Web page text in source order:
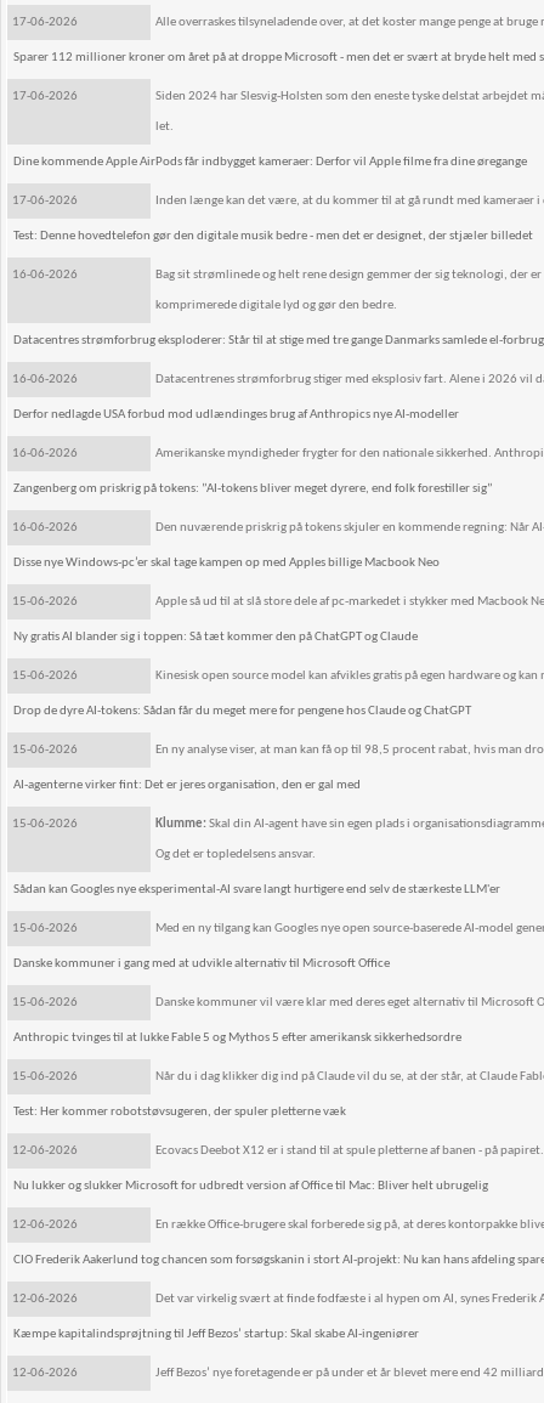
17-06-2026 Alle overraskes tilsyneladende over, at det koster mange penge at
Sparer 112 millioner kroner om året på at droppe Microsoft - men det er svært at bryde helt med
17-06-2026 Siden 2024 har Slesvig-Holsten som den eneste tyske delstat
let.
Dine kommende Apple AirPods får indbygget kameraer: Derfor vil Apple filme fra dine øregange
17-06-2026 Inden længe kan det være, at du kommer til at gå rundt med kameraer i
Test: Denne hovedtelefon gør den digitale musik bedre - men det er designet, der stjæler billedet
16-06-2026 Bag sit strømlinede og helt rene design gemmer der sig teknologi, der
komprimerede digitale lyd og gør den bedre.
Datacentres strømforbrug eksploderer: Står til at stige med tre gange Danmarks samlede el-
16-06-2026 Datacentrenes strømforbrug stiger med eksplosiv fart. Alene i 2026 vil
Derfor nedlagde USA forbud mod udlændinges brug af Anthropics nye AI-modeller
16-06-2026 Amerikanske myndigheder frygter for den nationale sikkerhed.
Zangenberg om priskrig på tokens: ”AI-tokens bliver meget dyrere, end folk forestiller sig”
16-06-2026 Den nuværende priskrig på tokens skjuler en kommende regning: Når
Disse nye Windows-pc’er skal tage kampen op med Apples billige Macbook Neo
15-06-2026 Apple så ud til at slå store dele af pc-markedet i stykker med Macbook
Ny gratis AI blander sig i toppen: Så tæt kommer den på ChatGPT og Claude
15-06-2026 Kinesisk open source model kan afvikles gratis på egen hardware og
Drop de dyre AI-tokens: Sådan får du meget mere for pengene hos Claude og ChatGPT
15-06-2026 En ny analyse viser, at man kan få op til 98,5 procent rabat, hvis man
AI-agenterne virker fint: Det er jeres organisation, den er gal med
15-06-2026 Klumme:Skal din AI-agent have sin egen plads i
Og det er topledelsens ansvar.
Sådan kan Googles nye eksperimental-AI svare langt hurtigere end selv de stærkeste LLM'er
15-06-2026 Med en ny tilgang kan Googles nye open source-baserede AI-model
Danske kommuner i gang med at udvikle alternativ til Microsoft Office
15-06-2026 Danske kommuner vil være klar med deres eget alternativ til Microsoft
Anthropic tvinges til at lukke Fable 5 og Mythos 5 efter amerikansk sikkerhedsordre
15-06-2026 Når du i dag klikker dig ind på Claude vil du se, at der står, at Claude
Test: Her kommer robotstøvsugeren, der spuler pletterne væk
12-06-2026 Ecovacs Deebot X12 er i stand til at spule pletterne af banen - på
Nu lukker og slukker Microsoft for udbredt version af Office til Mac: Bliver helt ubrugelig
12-06-2026 En række Office-brugere skal forberede sig på, at deres kontorpakke
CIO Frederik Aakerlund tog chancen som forsøgskanin i stort AI-projekt: Nu kan hans afdeling
12-06-2026 Det var virkelig svært at finde fodfæste i al hypen om AI, synes Frederik
Kæmpe kapitalindsprøjtning til Jeff Bezos’ startup: Skal skabe AI-ingeniører
12-06-2026 Jeff Bezos’ nye foretagende er på under et år blevet mere end 42